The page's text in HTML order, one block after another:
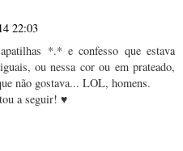
22:03
*.* e confesso que estava
ou nessa cor ou em prateado,
não gostava... LOL, homens.
a seguir! ♥